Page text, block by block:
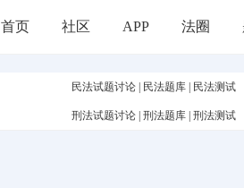
首页 社区 APP 法圈
民法试题讨论| 民法题库| 民法测试
刑法试题讨论| 刑法题库| 刑法测试